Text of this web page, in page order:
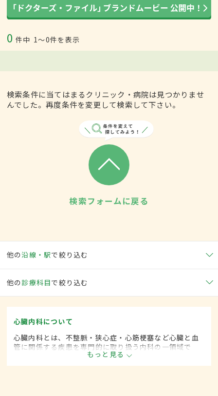
0 件中 1〜0件を表示
検索条件に当てはまるクリニック・病院は見つかりませ
んでした。再度条件を変更して検索して下さい。
検索フォームに戻る
他の沿線・駅で絞り込む
他の 診療科目で絞り込む
心臓内科について
心臓内科とは、不整脈・狭心症・心筋梗塞など心臓と血
管に関係する疾患を専門的に取り扱う内科の一領域で
もっと見る